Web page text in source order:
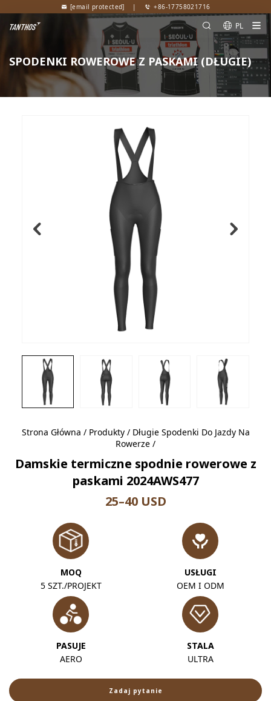
[email protected] | +86-17758021716
PL
SPODENKI ROWEROWE Z PASKAMI (DŁUGIE)
Strona Główna / Produkty/ Długie Spodenki Do Jazdy Na
Rowerze /
Damskie termiczne spodnie rowerowe z
paskami 2024AWS477
25–40 USD
MOQ
5 SZT./PROJEKT
USŁUGI
OEM I ODM
PASUJE
AERO
STALA
ULTRA
Zadaj pytanie